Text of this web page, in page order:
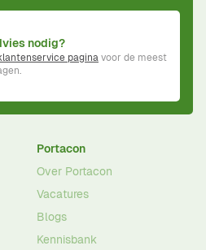
nodig?
paginavoor de meest
Portacon
Over Portacon
Vacatures
Blogs
Kennisbank